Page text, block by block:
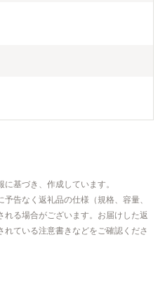
基づき、作成しています。
告なく返礼品の仕様（規格、容量、
る場合がございます。お届けした返
ている注意書きなどをご確認くださ